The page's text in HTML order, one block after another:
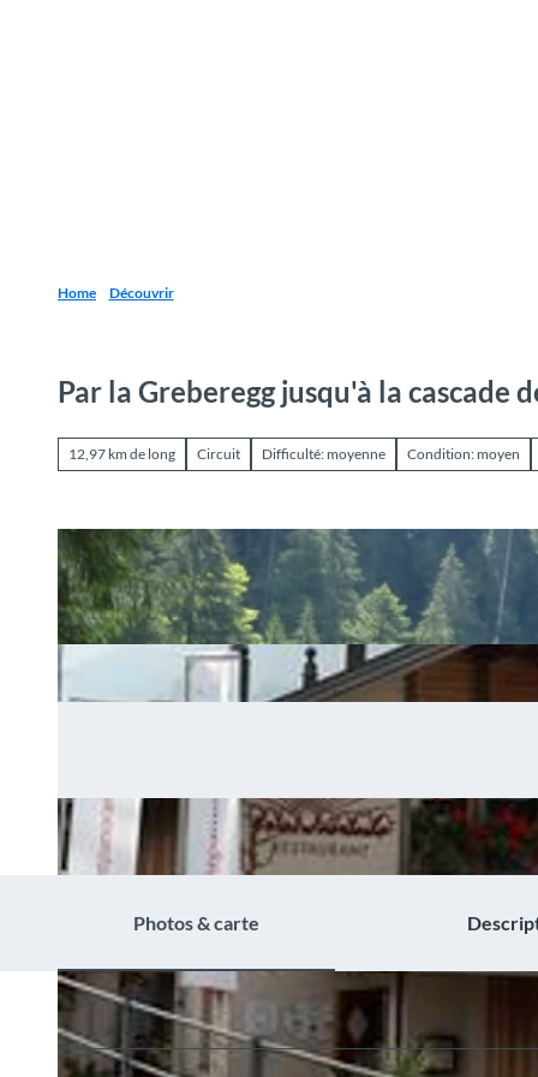
Home Découvrir
Par la Greberegg jusqu'à la cascade
12,97 km de long Circuit Difficulté: moyenne Condition: moyen
Photos & carte